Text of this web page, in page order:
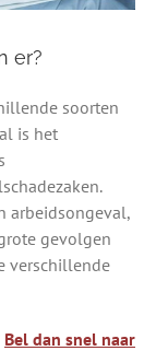
er?
soorten
is het
arbeidsongeval,
gevolgen
verschillende
Bel dan snel naar